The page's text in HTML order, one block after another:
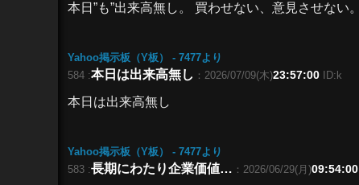
本日”も”出来高無し。 買わせない、意見させない。
Yahoo掲示板（Y板） - 7477より
584 :本日は出来高無し ：2026/07/09(木)23:57:00 ID:k
本日は出来高無し
Yahoo掲示板（Y板） - 7477より
583 :長期にわたり企業価値… ：2026/06/29(月)09:54:00